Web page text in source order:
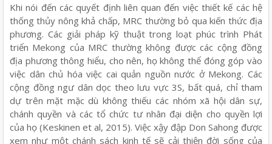
Khi nói đến các quyết định liên quan đến việc thiết kế các hệ
thống thủy nông khả chấp, MRC thường bỏ qua kiến thức địa
phương. Các giải pháp kỹ thuật trong loạt phúc trình Phát
triển Mekong của MRC thường không được các cộng đồng
địa phương thông hiểu, cho nên, họ không thể đóng góp vào
việc dân chủ hóa việc cai quản nguồn nước ở Mekong. Các
cộng đồng ngư dân dọc theo lưu vực 3S, bất quá, chỉ tham
dự trên mặt mặc dù không thiếu các nhóm xã hội dân sự,
chánh quyền và các tổ chức tư nhân đại diện cho quyền lợi
của họ (Keskinen et al, 2015). Việc xậy đập Don Sahong được
xem như một chánh sách kinh tế sẽ cải thiện đời sống của